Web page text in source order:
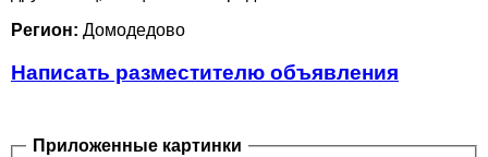
Регион: Домодедово
Написать разместителю объявления
Приложенные картинки